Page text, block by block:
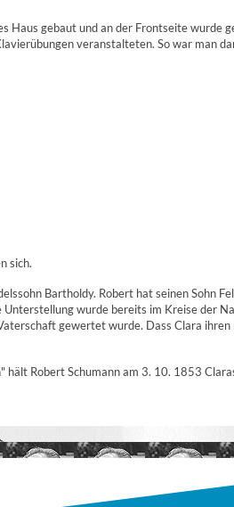
Haus gebaut und an der Frontseite wurde
veranstalteten. So war man
sich.
Bartholdy. Robert hat seinen Sohn
Unterstellung wurde bereits im Kreise der
gewertet wurde. Dass Clara ihren
Robert Schumann am 3. 10. 1853